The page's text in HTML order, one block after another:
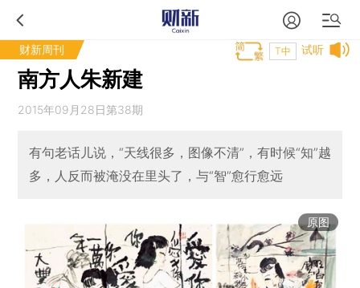
财新周刊 试听
T中
南方人朱新建
2015年09月28日第38期
有句老话儿说，“天线很多，图像不清”，有时候“知”越
多，人反而被淹没在里头了，与“智”愈行愈远
原图